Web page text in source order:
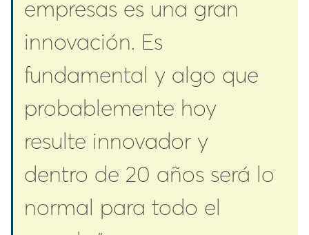
empresas es una gran
innovación. Es
fundamental y algo que
probablemente hoy
resulte innovador y
dentro de 20 años será lo
normal para todo el